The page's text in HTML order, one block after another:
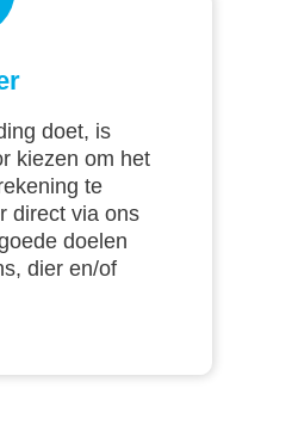
doet, is
kiezen om het
te
direct via ons
doelen
dier en/of